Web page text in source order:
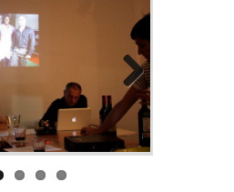
Next